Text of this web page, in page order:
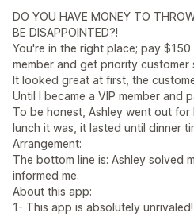
DO YOU HAVE MONEY TO
BE DISAPPOINTED?!
You're in the right place; pay
member and get priority customer
It looked great at first, the
Until I became a VIP member and
To be honest, Ashley went out
lunch it was, it lasted until dinner
Arrangement:
The bottom line is: Ashley solved
informed me.
About this app:
1- This app is absolutely unrivaled!